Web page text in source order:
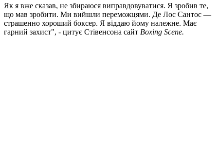
Як я вже сказав, не збираюся виправдовуватися. Я зробив те,
що мав зробити. Ми вийшли переможцями. Де Лос Сантос —
страшенно хороший боксер. Я віддаю йому належне. Має
гарний захист", - цитує Стівенсона сайт Boxing Scene.